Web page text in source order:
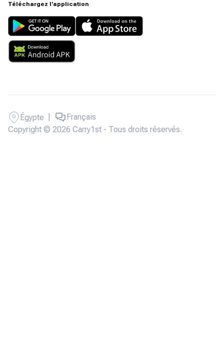
Téléchargez l'application
Copyright © 2026 Carry1st - Tous droits réservés.
Égypte Français